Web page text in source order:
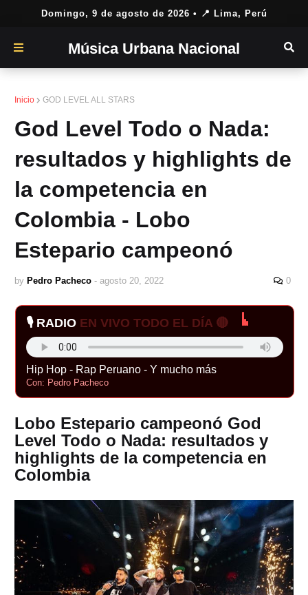
Domingo, 9 de agosto de 2026 • 📍 Lima, Perú
Música Urbana Nacional
Inicio GOD LEVEL ALL STARS
God Level Todo o Nada:
resultados y highlights de
la competencia en
Colombia - Lobo
Estepario campeonó
by Pedro Pacheco - agosto 20, 2022 0
🎙️ RADIO EN VIVO TODO EL DÍA 🔴
Hip Hop - Rap Peruano - Y mucho más
Con: Pedro Pacheco
Lobo Estepario campeonó God
Level Todo o Nada: resultados y
highlights de la competencia en
Colombia